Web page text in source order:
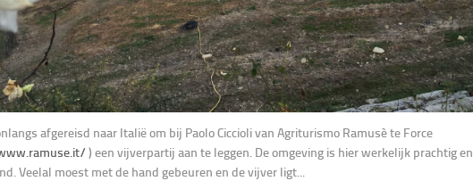
afgereisd naar Italië om bij Paolo Ciccioli van Agriturismo Ramusè te Force
) een vijverpartij aan te leggen. De omgeving is hier werkelijk prachtig en
Veelal moest met de hand gebeuren en de vijver ligt...